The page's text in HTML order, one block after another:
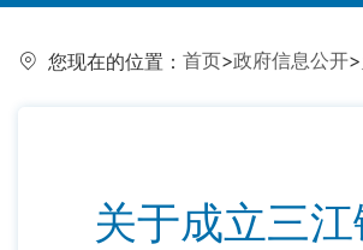
您现在的位置： 首页>政府信息公开>
关于成立三